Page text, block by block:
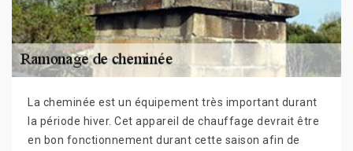
La cheminée est un équipement très important durant
la période hiver. Cet appareil de chauffage devrait être
en bon fonctionnement durant cette saison afin de